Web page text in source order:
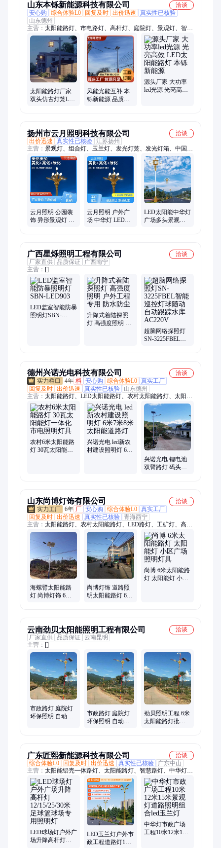
山东本铄新能源科技有限公司
洽谈
安心购
综合体验L0 回复及时 出价迅速
真实性已核验
山东德州
主营： 太阳能路灯、市电路灯、高杆灯、庭院灯、景观灯、智慧
路灯、中华灯、玉兰灯、太阳能监控、楼宇亮化
太阳能路灯厂家
双头仿古灯笼LED
风能光能互补 本
铄新能源 品质卓
源头厂家 大功率
led光源 光亮高效
扬州市云月照明科技有限公司
洽谈
出价迅速
真实性已核验 江苏扬州
主营： 景观灯、组合灯、玉兰灯、发光灯笼、发光灯箱、中国结
灯笼、定制景区灯箱、红旗户外灯箱、亮化装饰灯箱、双面亚克
力灯箱、景观照明中华灯
云月照明 公园装
饰 异形景观灯 热
云月照明 户外广
场 中华灯 LED品
LED太阳能中华灯
广场多头景观路
广西星烁照明工程有限公司
洽谈
厂家直供 品质保证
广西南宁
主营： []
LED监室智能防暴
照明灯SBN-
升降式着陆探照
灯 高强度照明 户
超脑网络探照灯
SN-3225FBEL智
德州兴诺光电科技有限公司
洽谈
4年 档 安心购 综合体验L0 真实工厂
回复及时 出价迅速 真实性已核验
山东德州
主营： 太阳能路灯、LED太阳能路灯、农村太阳能路灯、太阳能
路灯安装、6米太阳能路灯、太阳能LED路灯、太阳能灯、太阳
能庭院灯、太阳能高杆灯、LED庭院灯、太阳能道路灯、光伏路
灯、路灯、太阳能灯具、太阳能景观灯、高杆灯、庭院灯、太阳
能路灯LED、新农村太阳能路灯、太阳能杀虫灯、太阳能LED
灯、路灯灯具、LED路灯、LED太阳能灯、太阳能LED庭院灯
农村6米太阳能路
灯 30瓦太阳能灯
兴诺光电 led新农
村建设照明灯 6米
兴诺光电 锂电池
双臂路灯 码头防
山东尚博灯饰有限公司
洽谈
6年 厂 安心购 综合体验L0 真实工厂
回复及时 出价迅速 真实性已核验 青海西宁
主营： 太阳能路灯、农村太阳能路灯、LED路灯、工矿灯、高杆
灯、景观灯、庭院灯、新农村改造太阳能路灯、LED太阳能路
灯、农村6米太阳能路灯、农村超亮太阳能路灯、20米升降高杆
灯、新能源太阳能路灯、大功率高亮太阳能路灯、乡村道路太阳
能路灯、新农村太阳能路灯、农村专用太阳能路灯、乡村一体化
太阳能路灯、户外6米太阳能路灯、6米太阳能路灯、市政道路太
阳能路灯、户外路灯照明、6米方管回形纹太阳能、建设美丽乡
村太阳能路
海螺臂太阳能路
灯 尚博灯饰 6米
尚博灯饰 道路照
明太阳能路灯 6米
尚博 6米太阳能路
灯 太阳能灯 小区
云南劲贝太阳能照明工程有限公司
洽谈
厂家直供 品质保证 云南昆明
主营： []
市政路灯 庭院灯
环保照明 自动亮
市政路灯 庭院灯
环保照明 自动亮
劲贝照明工程 6米
太阳能路灯批发
广东匠熙新能源科技有限公司
洽谈
综合体验L0
回复及时 出价迅速 真实性已核验
广东中山
主营： 太阳能铝壳一体路灯、太阳能路灯、智慧路灯、中华灯、
玉兰灯、市政路灯、景观灯、庭院灯、户外路灯、市电路灯、
LED市电路灯、文旅灯、洗墙灯、中山太阳能路灯、球场路灯
LED球场灯户外广
场升降高杆灯
LED玉兰灯户外市
政工程道路灯10
中华灯市政广场
工程10米12米15